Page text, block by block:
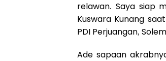
relawan. Saya siap
Kuswara Kunang
PDI Perjuangan,
Ade sapaan